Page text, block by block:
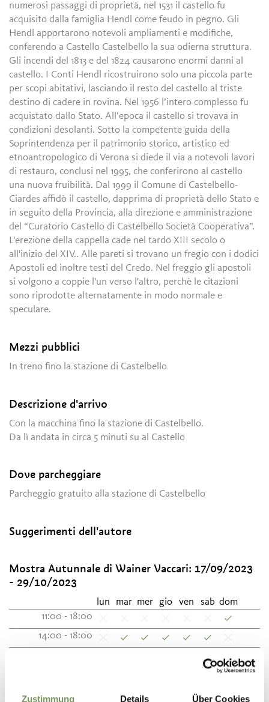
Zustimmung Details Über Cookies
numerosi passaggi di proprietà, nel 1531 il castello fu
acquisito dalla famiglia Hendl come feudo in pegno. Gli
Hendl apportarono notevoli ampliamenti e modifiche,
conferendo a Castello Castelbello la sua odierna struttura.
Gli incendi del 1813 e del 1824 causarono enormi danni al
castello. I Conti Hendl ricostruirono solo una piccola parte
per scopi abitativi, lasciando il resto del castello al triste
destino di cadere in rovina. Nel 1956 l’intero complesso fu
acquistato dallo Stato. All’epoca il castello si trovava in
condizioni desolanti. Sotto la competente guida della
Soprintendenza per il patrimonio storico, artistico ed
etnoantropologico di Verona si diede il via a notevoli lavori
di restauro, conclusi nel 1995, che conferirono al castello
una nuova fruibilità. Dal 1999 il Comune di Castelbello-
Ciardes affidò il castello, dapprima di proprietà dello Stato e
in seguito della Provincia, alla direzione e amministrazione
del “Curatorio Castello di Castelbello Società Cooperativa”.
L'erezione della cappella cade nel tardo XIII secolo o
all'inizio del XIV.. Alle pareti si trovano un fregio con i dodici
Apostoli ed inoltre testi del Credo. Nel freggio gli apostoli
si volgono a coppie l'un verso l'altro, perchè le citazioni
sono riprodotte alternatamente in modo normale e
speculare.
Mezzi pubblici
In treno fino la stazione di Castelbello
Descrizione d'arrivo
Con la macchina fino la stazione di Castelbello.
Da lì andata in circa 5 minuti su al Castello
Dove parcheggiare
Parcheggio gratuito alla stazione di Castelbello
Suggerimenti dell'autore
Mostra Autunnale di Wainer Vaccari: 17/09/2023
- 29/10/2023
lun mar mer gio ven sab dom
11:00 - 18:00
14:00 - 18:00
01/07/2025